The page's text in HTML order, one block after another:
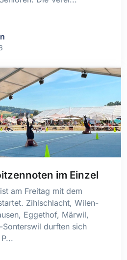
im Einzel
am Freitag mit dem
Zihlschlacht, Wilen-
Eggethof, Märwil,
durften sich